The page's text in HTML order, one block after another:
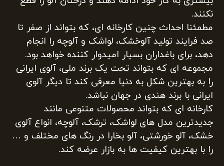
نکنند.
مطمئنا احداث چنین کارخانه ای، که بتواند از صفر تا
صد فرایند تولید آلوخشک، لواشک و آلوچه را انجام
دهد، برای باغداران بسیار امیدوار کننده خواهد بود.
مجموعه ای که بتواند تحت یک برند ملی، آلوی ایرانی
را به بهترین شکل به دنیا معرفی کند تا دیگر آلوی
ایرانی با برند هندی در جهان نباشد.
کارخانه ای که بتواند محصولات متنوعی مانند
جدیدترین مدل های لواشک، ترشک، آلوچه، انواع آلوی
خشک، آلو خورشتی، آلو بخارا در رنگ های مختلف و …
را با بهترین کیفیت ها به بازار عرضه کند.